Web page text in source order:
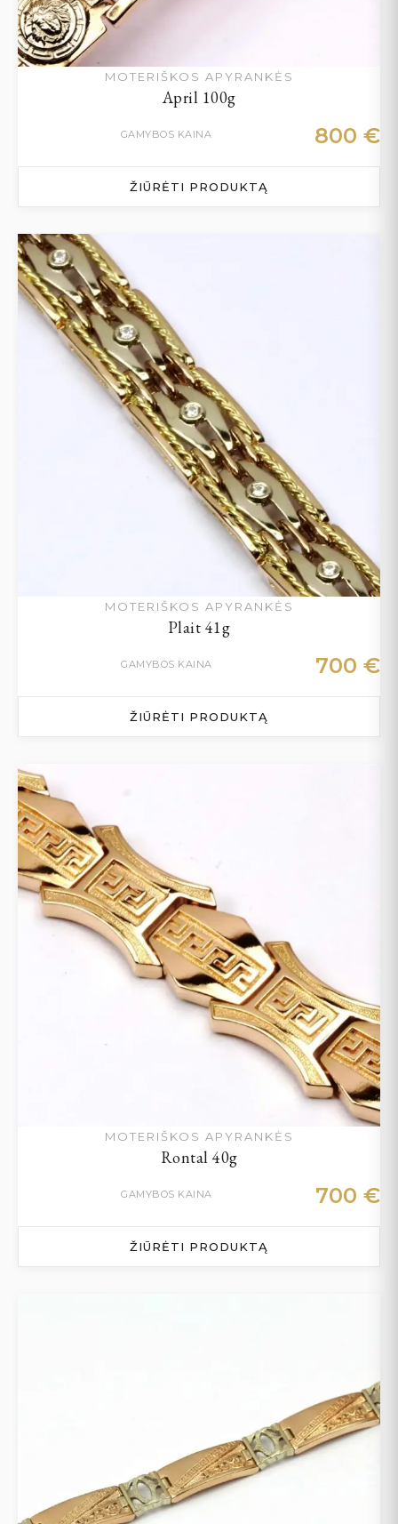
MOTERIŠKOS APYRANKĖS
April 100g
GAMYBOS KAINA 800 €
ŽIŪRĖTI PRODUKTĄ
MOTERIŠKOS APYRANKĖS
Plait 41g
GAMYBOS KAINA 700 €
ŽIŪRĖTI PRODUKTĄ
MOTERIŠKOS APYRANKĖS
Rontal 40g
GAMYBOS KAINA 700 €
ŽIŪRĖTI PRODUKTĄ